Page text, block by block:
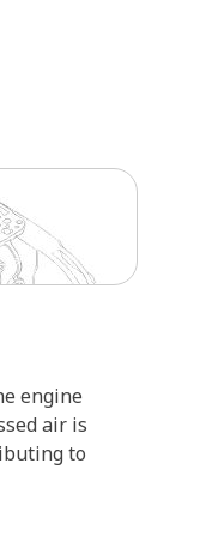
engine
air is
to